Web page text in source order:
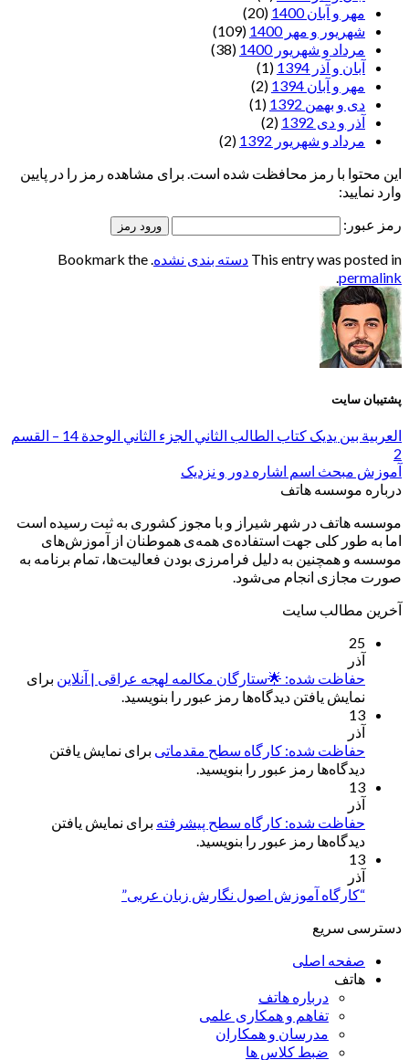
مهر و آبان 1400
(20)
شهریور و مهر 1400
(109)
مرداد و شهریور 1400
(38)
آبان و آذر 1394
(1)
مهر و آبان 1394
(2)
دی و بهمن 1392
(1)
آذر و دی 1392
(2)
مرداد و شهریور 1392
(2)
این محتوا با رمز محافظت شده است. برای مشاهده رمز را در پایین
وارد نمایید:
رمز عبور:
This entry was posted in دسته بندی نشده. Bookmark the
permalink
.
پشتیبان سایت
العربیة بین یدیک کتاب الطالب الثاني الجزء الثاني الوحدة 14 – القسم
2
آموزش مبحث اسم اشاره دور و نزدیک
درباره موسسه هاتف
موسسه هاتف در شهر شیراز و با مجوز کشوری به ثبت رسیده است
اما به طور کلی جهت استفاده‌ی همه‌ی هموطنان از آموزش‌های
موسسه و همچنین به دلیل فرامرزی بودن فعالیت‌ها، تمام برنامه به
صورت مجازی انجام می‌شود.
آخرین مطالب سایت
25
آذر
حفاظت شده: 🌟ستارگان مکالمه لهجه عراقی | آنلاین برای
نمایش یافتن دیدگاه‌ها رمز عبور را بنویسید.
13
آذر
حفاظت شده: کارگاه سطح مقدماتی برای نمایش یافتن
دیدگاه‌ها رمز عبور را بنویسید.
13
آذر
حفاظت شده: کارگاه سطح پیشرفته برای نمایش یافتن
دیدگاه‌ها رمز عبور را بنویسید.
13
آذر
“کارگاه آموزش اصول نگارش زبان عربی”
دسترسی سریع
صفحه اصلی
هاتف
درباره هاتف
تفاهم و همکاری علمی
مدرسان و همکاران
ضبط کلاس ها